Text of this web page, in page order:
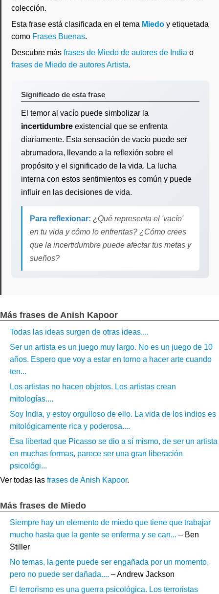
colección.
Esta frase está clasificada en el tema Miedo y etiquetada
como Frases Buenas.
Descubre más frases de Miedo de autores de India o
frases de Miedo de autores Artista.
Significado de esta frase
El temor al vacío puede simbolizar la
incertidumbre existencial que se enfrenta
diariamente. Esta sensación de vacío puede ser
abrumadora, llevando a la reflexión sobre el
propósito y el significado de la vida. La lucha
interna con estos sentimientos es común y puede
influir en las decisiones de vida.
Para reflexionar: ¿Qué representa el 'vacío'
en tu vida y cómo lo enfrentas? ¿Cómo crees
que la incertidumbre puede afectar tus metas y
sueños?
Más frases de Anish Kapoor
Todas las ideas surgen de otras ideas....
Ser un artista es un juego muy largo. No es un juego de 10
años. Espero que voy a estar en torno a hacer arte cuando
ten...
Los artistas no hacen objetos. Los artistas crean
mitologías....
Soy India, y estoy orgulloso de ello. La vida de los indios es
mitológicamente rica y poderosa....
Esa libertad que Picasso se dio a sí mismo, de ser un artista
en muchas formas, parece ser una gran liberación
psicológi...
Ver todas las frases de Anish Kapoor.
Más frases de Miedo
Siempre hay un elemento de miedo que tiene que trabajar
mucho hasta que la gente se enferma y se can... – Ben
Stiller
No temas, la gente puede ser engañada por un momento,
pero no puede ser dañada.... – Andrew Jackson
El terrorismo es una guerra psicológica. Los terroristas